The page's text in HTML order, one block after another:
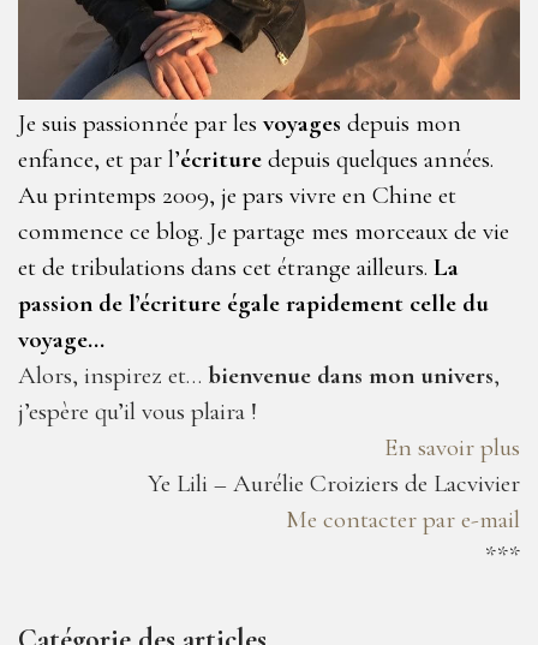
Je suis passionnée par les voyages depuis mon
enfance, et par l’écriture depuis quelques années.
Au printemps 2009, je pars vivre en Chine et
commence ce blog. Je partage mes morceaux de vie
et de tribulations dans cet étrange ailleurs. La
passion de l’écriture égale rapidement celle du
voyage…
Alors, inspirez et… bienvenue dans mon univers,
j’espère qu’il vous plaira !
En savoir plus
Ye Lili – Aurélie Croiziers de Lacvivier
Me contacter par e-mail
***